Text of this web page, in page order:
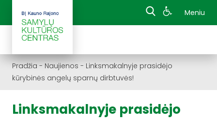
Meniu
Pradžia - Naujienos - Linksmakalnyje prasidėjo
kūrybinės angelų sparnų dirbtuvės!
Linksmakalnyje prasidėjo